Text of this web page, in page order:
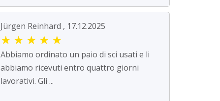
Jürgen Reinhard , 17.12.2025
★ ★ ★ ★ ★
Abbiamo ordinato un paio di sci usati e li
abbiamo ricevuti entro quattro giorni
lavorativi. Gli ...